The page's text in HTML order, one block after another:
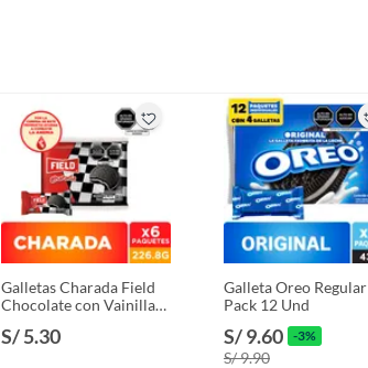
Galletas Charada Field
Chocolate con Vainilla
S/ 5.30
Galleta Oreo Regular
Pack 12 Und
S/ 9.60 -3%
S/ 9.90